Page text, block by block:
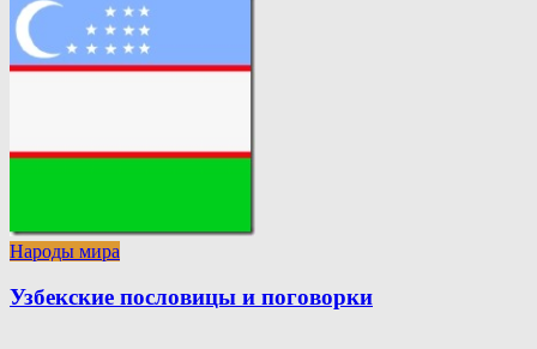
Народы мира
Узбекские пословицы и поговорки